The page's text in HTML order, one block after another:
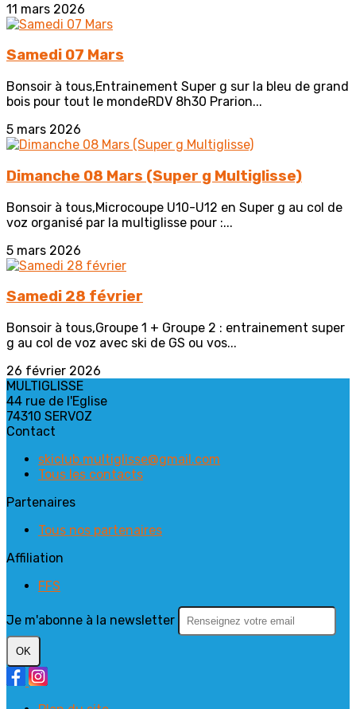
11 mars 2026
Samedi 07 Mars
Bonsoir à tous,Entrainement Super g sur la bleu de grand
bois pour tout le mondeRDV 8h30 Prarion...
5 mars 2026
Dimanche 08 Mars (Super g Multiglisse)
Bonsoir à tous,Microcoupe U10-U12 en Super g au col de
voz organisé par la multiglisse pour :...
5 mars 2026
Samedi 28 février
Bonsoir à tous,Groupe 1 + Groupe 2 : entrainement super
g au col de voz avec ski de GS ou vos...
26 février 2026
MULTIGLISSE
44 rue de l'Eglise
74310 SERVOZ
Contact
skiclub.multiglisse@gmail.com
Tous les contacts
Partenaires
Tous nos partenaires
Affiliation
FFS
Je m'abonne à la newsletter
OK